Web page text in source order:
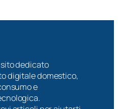
sito dedicato
digitale domestico,
e